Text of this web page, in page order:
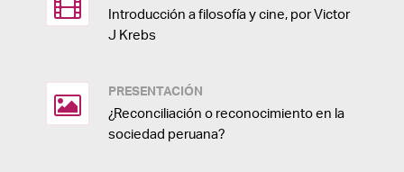
Introducción a filosofía y cine, por Victor
J Krebs
PRESENTACIÓN
¿Reconciliación o reconocimiento en la
sociedad peruana?